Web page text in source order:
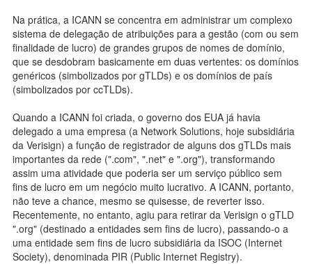
Na prática, a ICANN se concentra em administrar um complexo
sistema de delegação de atribuições para a gestão (com ou sem
finalidade de lucro) de grandes grupos de nomes de domínio,
que se desdobram basicamente em duas vertentes: os domínios
genéricos (simbolizados por gTLDs) e os domínios de país
(simbolizados por ccTLDs).
Quando a ICANN foi criada, o governo dos EUA já havia
delegado a uma empresa (a Network Solutions, hoje subsidiária
da Verisign) a função de registrador de alguns dos gTLDs mais
importantes da rede (".com", ".net" e ".org"), transformando
assim uma atividade que poderia ser um serviço público sem
fins de lucro em um negócio muito lucrativo. A ICANN, portanto,
não teve a chance, mesmo se quisesse, de reverter isso.
Recentemente, no entanto, agiu para retirar da Verisign o gTLD
".org" (destinado a entidades sem fins de lucro), passando-o a
uma entidade sem fins de lucro subsidiária da ISOC (Internet
Society), denominada PIR (Public Internet Registry).